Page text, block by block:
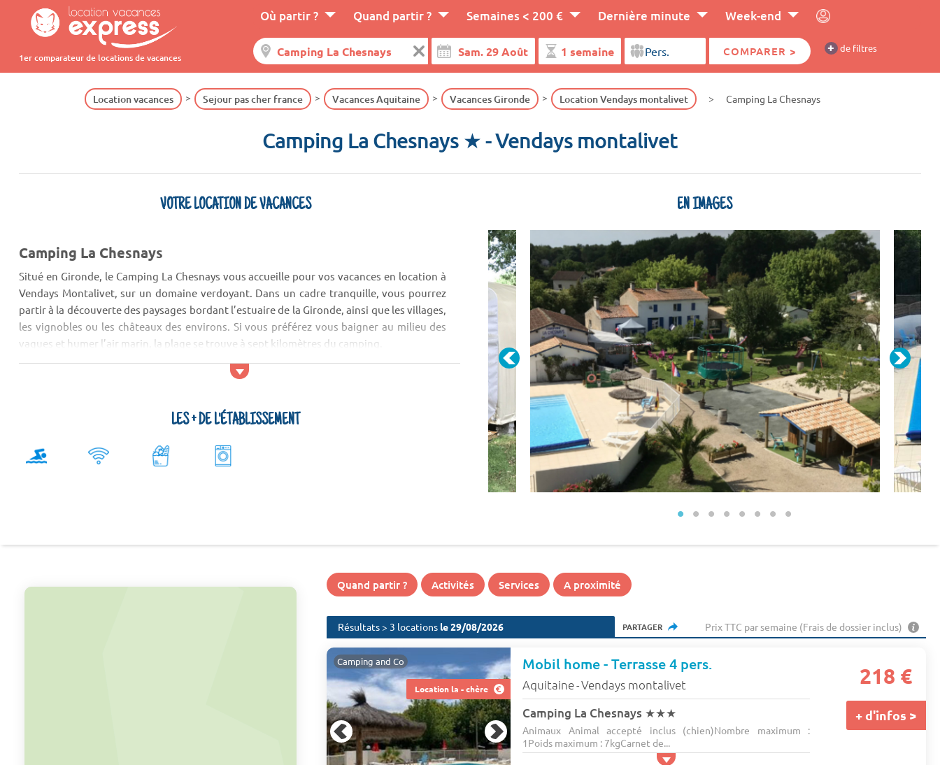
1er comparateur de locations de vacances
Où partir ? Quand partir ? Semaines < 200 € Dernière minute Week-end
COMPARER > + de filtres
Location vacances Sejour pas cher france Vacances Aquitaine Vacances Gironde Location Vendays montalivet Camping La Chesnays
Camping La Chesnays ★- Vendays montalivet
VOTRE LOCATION DE VACANCES
Camping La Chesnays
Situé en Gironde, le Camping La Chesnays vous accueille pour vos vacances en location à
Vendays Montalivet, sur un domaine verdoyant. Dans un cadre tranquille, vous pourrez
partir à la découverte des paysages bordant l’estuaire de la Gironde, ainsi que les villages,
les vignobles ou les châteaux des environs. Si vous préférez vous baigner au milieu des
vagues et humer l’air marin, la plage se trouve à sept kilomètres du camping.
LES + DE L'ÉTABLISSEMENT
EN IMAGES
Quand partir ? Activités Services A proximité
Résultats > 3 locations le 29/08/2026 PARTAGER Prix TTC par semaine (Frais de dossier inclus)
Location la - chère
Camping and Co Mobil home - Terrasse 4 pers.
Aquitaine-Vendays montalivet
Camping La Chesnays ★★★
Animaux Animal accepté inclus (chien)Nombre maximum :
1Poids maximum : 7kgCarnet de...
218 €
+ d'infos >